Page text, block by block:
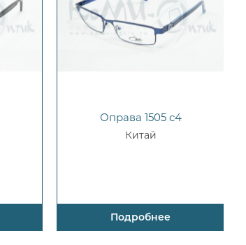
Оправа 1505 c4
Китай
Подробнее